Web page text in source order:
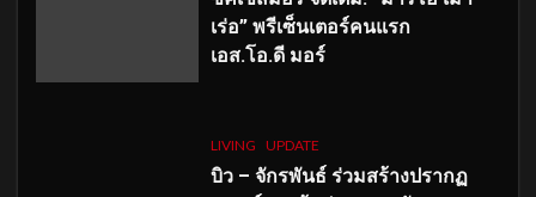
เร่อ” พรีเซ็นเตอร์คนแรก
เอส.โอ.ดี มอร์
LIVING UPDATE
บิว – จักรพันธ์ ร่วมสร้างปรากฏ